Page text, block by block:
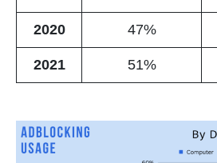
2020 47%
2021 51%